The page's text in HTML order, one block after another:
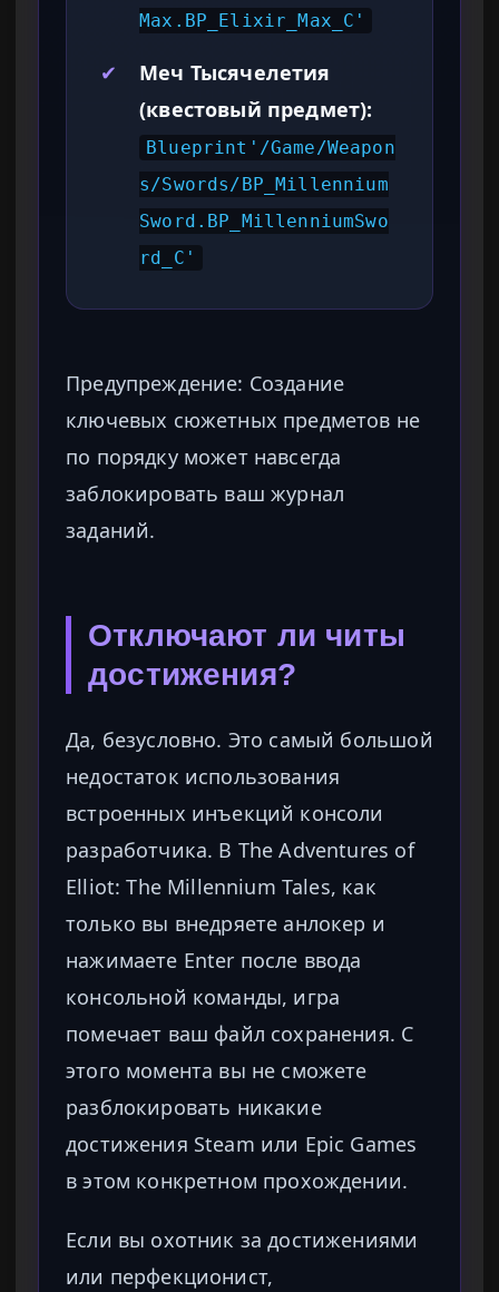
Max.BP_Elixir_Max_C'
✔
Меч Тысячелетия
(квестовый предмет):
Blueprint'/Game/Weapon
s/Swords/BP_Millennium
Sword.BP_MillenniumSwo
rd_C'
Предупреждение: Создание
ключевых сюжетных предметов не
по порядку может навсегда
заблокировать ваш журнал
заданий.
Отключают ли читы
достижения?
Да, безусловно. Это самый большой
недостаток использования
встроенных инъекций консоли
разработчика. В The Adventures of
Elliot: The Millennium Tales, как
только вы внедряете анлокер и
нажимаете Enter после ввода
консольной команды, игра
помечает ваш файл сохранения. С
этого момента вы не сможете
разблокировать никакие
достижения Steam или Epic Games
в этом конкретном прохождении.
Если вы охотник за достижениями
или перфекционист,